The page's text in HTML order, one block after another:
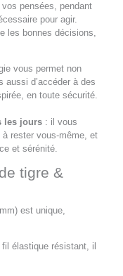
pensées, pendant
pour agir.
les bonnes décisions,
vous permet non
aussi d’accéder à des
en toute sécurité.
les jours : il vous
rester vous-même, et
et sérénité.
tigre &
est unique,
élastique résistant, il